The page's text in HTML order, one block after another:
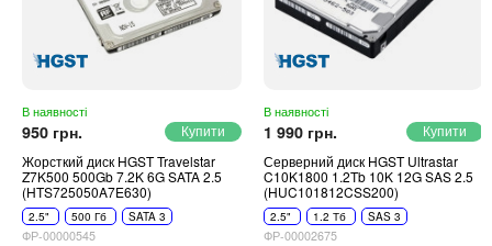
В наявності
950 грн.
Жорсткий диск HGST Travelstar
Z7K500 500Gb 7.2K 6G SATA 2.5
(HTS725050A7E630)
2.5" 500 Гб SATA 3
ФР-00000545
В наявності
1 990 грн.
Серверний диск HGST Ultrastar
C10K1800 1.2Tb 10K 12G SAS 2.5
(HUC101812CSS200)
2.5" 1.2 Тб SAS 3
ФР-00002675